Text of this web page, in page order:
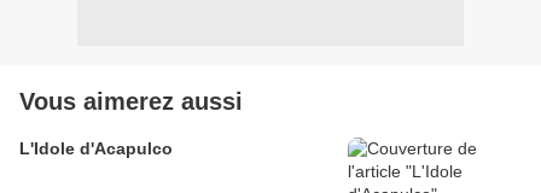
Vous aimerez aussi
L'Idole d'Acapulco